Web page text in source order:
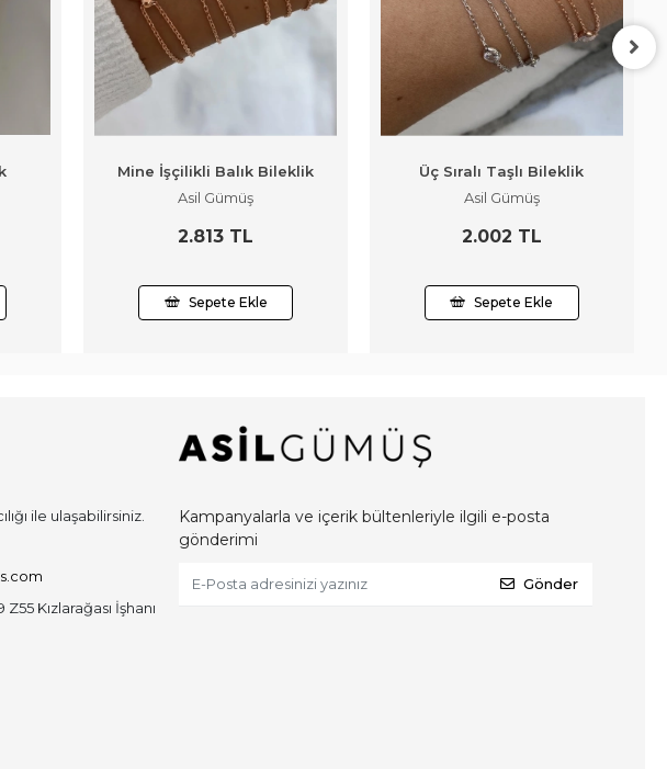
Mine İşçilikli Balık Bileklik
Asil Gümüş
2.813 TL
Sepete Ekle
Üç Sıralı Taşlı Bileklik
Asil Gümüş
2.002 TL
Sepete Ekle
ile ulaşabilirsiniz.
Kızlarağası İşhanı
Kampanyalarla ve içerik bültenleriyle ilgili e-posta
gönderimi
Gönder